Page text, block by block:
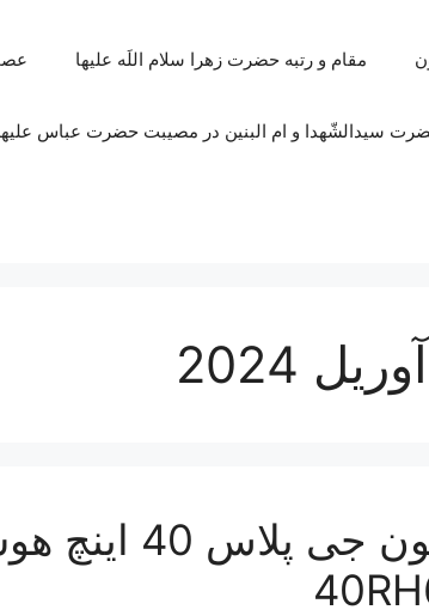
مقام و رتبه حضرت زهرا سلام اللَه علیها
سیدالشّهدا و ام البنین در مصیبت حضرت عباس
آوریل 2024